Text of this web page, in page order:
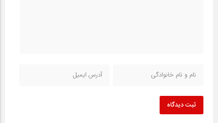
ثبت دیدگاه